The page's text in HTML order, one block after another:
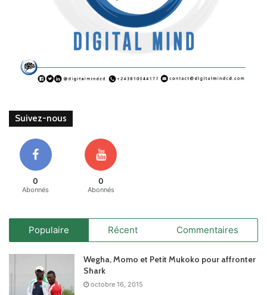
Suivez-nous
0
Abonnés
0
Abonnés
Populaire Récent Commentaires
Wegha, Momo et Petit Mukoko pour affronter
Shark
octobre 16, 2015